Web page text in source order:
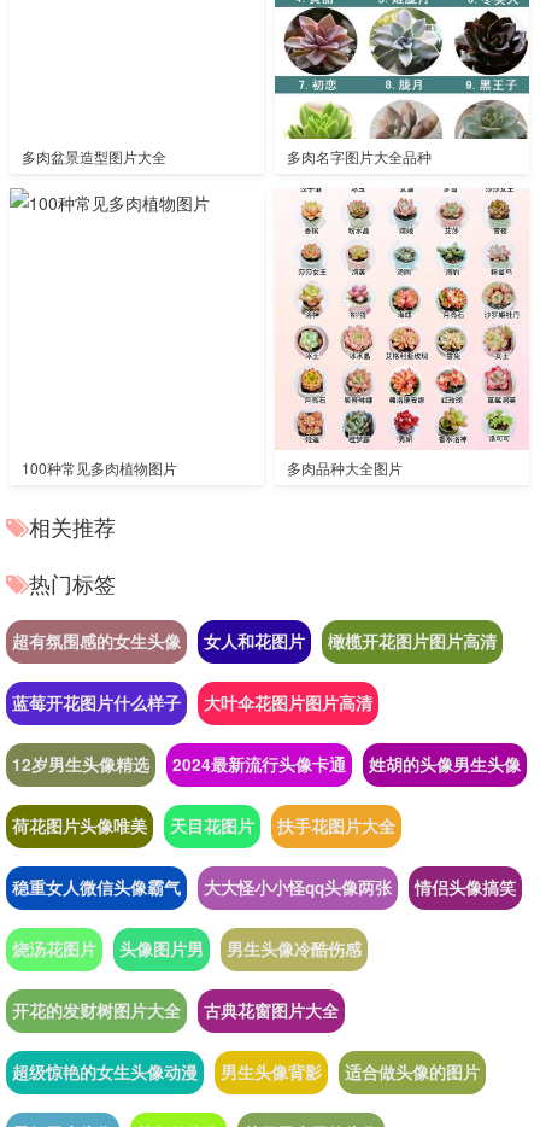
多肉盆景造型图片大全 多肉名字图片大全品种
100种常见多肉植物图片 多肉品种大全图片
相关推荐
热门标签
超有氛围感的女生头像 女人和花图片 橄榄开花图片图片高清
蓝莓开花图片什么样子 大叶伞花图片图片高清
12岁男生头像精选 2024最新流行头像卡通 姓胡的头像男生头像
荷花图片头像唯美 天目花图片 扶手花图片大全
稳重女人微信头像霸气 大大怪小小怪qq头像两张 情侣头像搞笑
烧汤花图片 头像图片男 男生头像冷酷伤感
开花的发财树图片大全 古典花窗图片大全
超级惊艳的女生头像动漫 男生头像背影 适合做头像的图片